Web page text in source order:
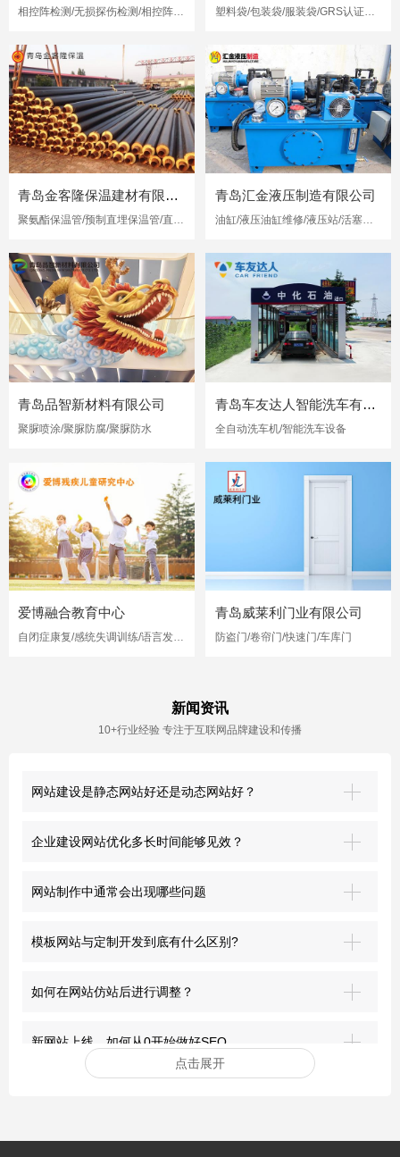
相控阵检测/无损探伤检测/相控阵超声检测 塑料袋/包装袋/服装袋/GRS认证再生塑料袋
青岛金客隆保温建材有限公司
聚氨酯保温管/预制直埋保温管/直埋保温管
青岛汇金液压制造有限公司
油缸/液压油缸维修/液压站/活塞杆修复
青岛品智新材料有限公司
聚脲喷涂/聚脲防腐/聚脲防水
青岛车友达人智能洗车有限公司
全自动洗车机/智能洗车设备
爱博融合教育中心 青岛威莱利门业有限公司
防盗门/卷帘门/快速门/车库门
新闻资讯
10+行业经验 专注于互联网品牌建设和传播
网站建设是静态网站好还是动态网站好？
企业建设网站优化多长时间能够见效？
网站制作中通常会出现哪些问题
模板网站与定制开发到底有什么区别?
如何在网站仿站后进行调整？
新网站上线，如何从0开始做好SEO
突破界限：青岛网站建设的前沿探索
点击展开